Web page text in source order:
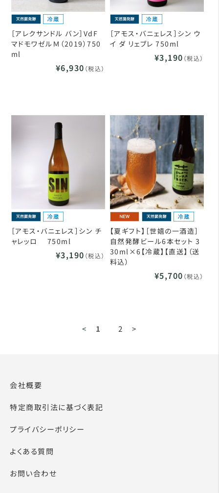
［アレクサンドル バン］VdF
マドモワゼルＭ（2019）750
ml
¥6,930 （税込）
［アモス・バニェレス］シン ウ
イ ダ リェブレ 750ml
¥3,190 （税込）
［アモス・バニェレス］シン チ
ャレッロ 750ml
¥3,190 （税込）
【夏ギフト】［世嬉の一酒造］
自然発酵ビール6本セット 3
30ml×6【冷蔵】【直送】（送
料込）
¥5,700 （税込）
< 1 2 >
会社概要
特定商取引法に基づく表記
プライバシーポリシー
よくある質問
お問い合わせ